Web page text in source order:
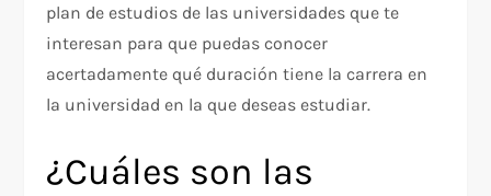
plan de estudios de las universidades que te
interesan para que puedas conocer
acertadamente qué duración tiene la carrera en
la universidad en la que deseas estudiar.
¿Cuáles son las